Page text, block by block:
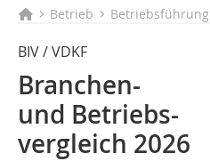
Betrieb Betriebsführung
BIV / VDKF
Branchen-
und Betriebs-
vergleich 2026